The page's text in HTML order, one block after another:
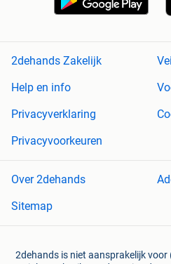
2dehands Zakelijk
Help en info
Privacyverklaring
Privacyvoorkeuren
Over 2dehands
Sitemap
2dehands is niet aansprakelijk